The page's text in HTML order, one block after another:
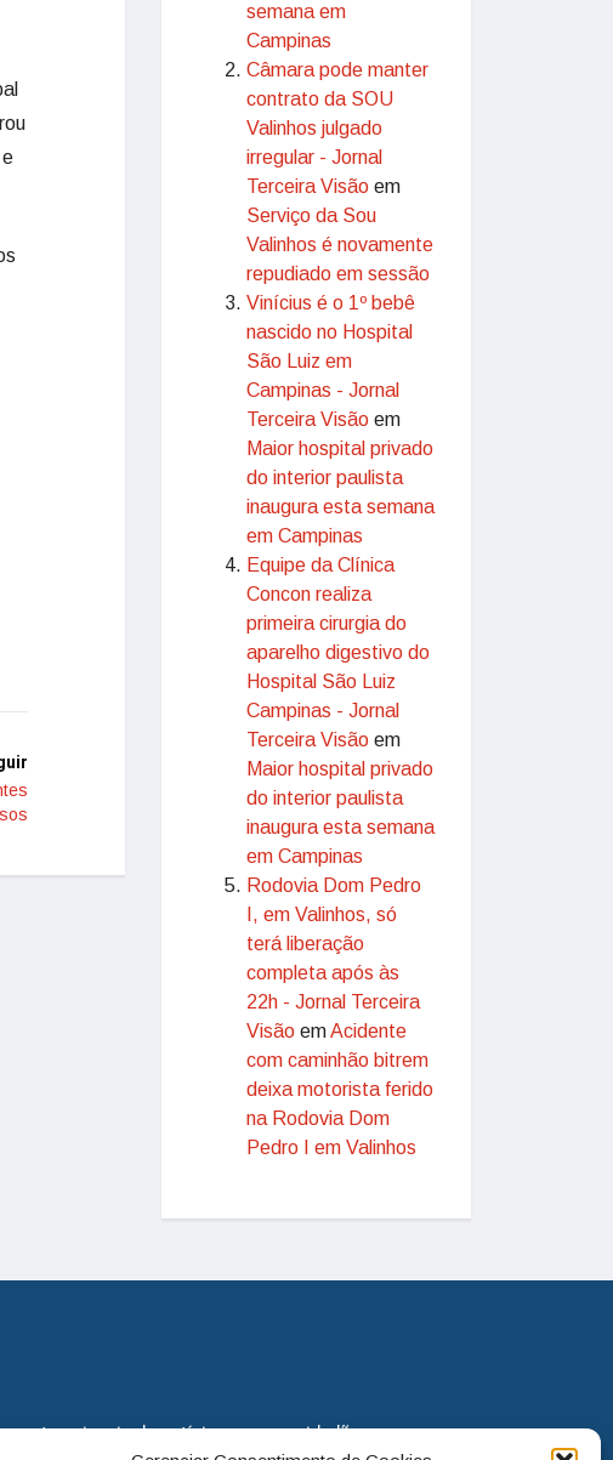
semana em
Campinas
Câmara pode manter
contrato da SOU
Valinhos julgado
irregular - Jornal
Terceira Visão em
Serviço da Sou
Valinhos é novamente
repudiado em sessão
Vinícius é o 1º bebê
nascido no Hospital
São Luiz em
Campinas - Jornal
Terceira Visão em
Maior hospital privado
do interior paulista
inaugura esta semana
em Campinas
Equipe da Clínica
Concon realiza
primeira cirurgia do
aparelho digestivo do
Hospital São Luiz
Campinas - Jornal
Terceira Visão em
Maior hospital privado
do interior paulista
inaugura esta semana
em Campinas
Rodovia Dom Pedro
I, em Valinhos, só
terá liberação
completa após às
22h - Jornal Terceira
Visão emAcidente
com caminhão bitrem
deixa motorista ferido
na Rodovia Dom
Pedro I em Valinhos
terceira via de notícias para os cidadãos